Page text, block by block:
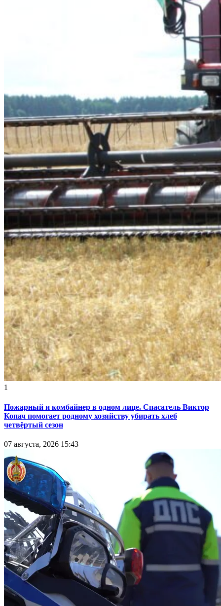
1
Пожарный и комбайнер в одном лице. Спасатель Виктор
Копач помогает родному хозяйству убирать хлеб
четвёртый сезон
07 августа, 2026 15:43